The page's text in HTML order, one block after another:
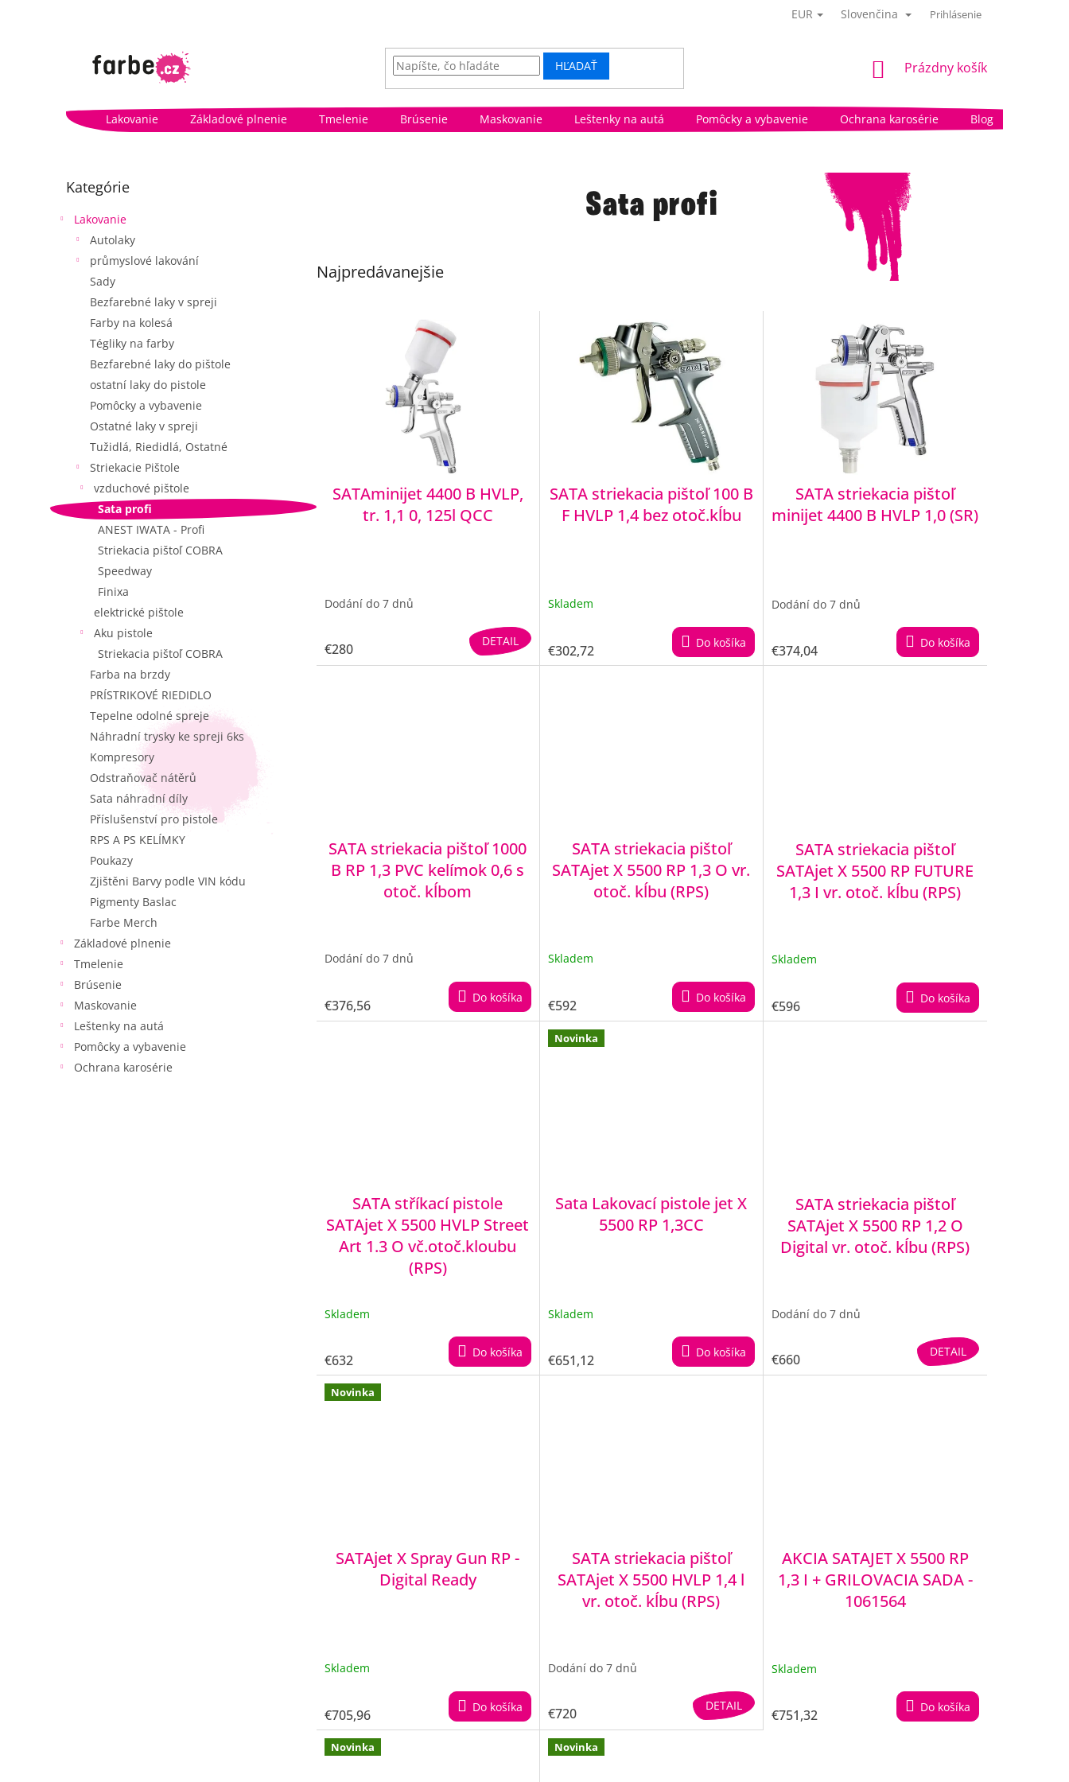
EUR Slovenčina Prihlásenie
HĽADAŤ
NÁKUPNÝ
Prázdny košík
Lakovanie Základové plnenie Tmelenie Brúsenie Maskovanie Leštenky na autá Pomôcky a vybavenie Ochrana karosérie Blog
č
kategórie
Kategórie
Lakovanie
Autolaky
průmyslové lakování
Sady
Bezfarebné laky v spreji
Farby na kolesá
Tégliky na farby
Bezfarebné laky do pištole
ostatní laky do pistole
Pomôcky a vybavenie
Ostatné laky v spreji
Tužidlá, Riedidlá, Ostatné
Striekacie Pištole
vzduchové pištole
Sata profi
ANEST IWATA - Profi
Striekacia pištoľ COBRA
Speedway
Finixa
elektrické pištole
Aku pistole
Striekacia pištoľ COBRA
Farba na brzdy
PRÍSTRIKOVÉ RIEDIDLO
Tepelne odolné spreje
Náhradní trysky ke spreji 6ks
Kompresory
Odstraňovač nátěrů
Sata náhradní díly
Příslušenství pro pistole
RPS A PS KELÍMKY
Poukazy
Zjištěni Barvy podle VIN kódu
Pigmenty Baslac
Farbe Merch
Základové plnenie
Tmelenie
Brúsenie
Maskovanie
Leštenky na autá
Pomôcky a vybavenie
Ochrana karosérie
Sata profi
Najpredávanejšie
t
SATAminijet 4400 B HVLP,
tr. 1,1 0, 125l QCC
Dodání do 7 dnů
€280 DETAIL
SATA striekacia pištoľ 100 B
F HVLP 1,4 bez otoč.kĺbu
Skladem
€302,72 Do košíka
SATA striekacia pištoľ
minijet 4400 B HVLP 1,0 (SR)
Dodání do 7 dnů
€374,04 Do košíka
SATA striekacia pištoľ 1000
B RP 1,3 PVC kelímok 0,6 s
otoč. kĺbom
Dodání do 7 dnů
€376,56 Do košíka
SATA striekacia pištoľ
SATAjet X 5500 RP 1,3 O vr.
otoč. kĺbu (RPS)
Skladem
€592 Do košíka
SATA striekacia pištoľ
SATAjet X 5500 RP FUTURE
1,3 I vr. otoč. kĺbu (RPS)
Skladem
€596 Do košíka
SATA stříkací pistole
SATAjet X 5500 HVLP Street
Art 1.3 O vč.otoč.kloubu
(RPS)
Skladem
€632 Do košíka
Novinka
Sata Lakovací pistole jet X
5500 RP 1,3CC
Skladem
€651,12 Do košíka
SATA striekacia pištoľ
SATAjet X 5500 RP 1,2 O
Digital vr. otoč. kĺbu (RPS)
Dodání do 7 dnů
€660 DETAIL
Novinka
SATAjet X Spray Gun RP -
Digital Ready
Skladem
€705,96 Do košíka
SATA striekacia pištoľ
SATAjet X 5500 HVLP 1,4 l
vr. otoč. kĺbu (RPS)
Dodání do 7 dnů
€720 DETAIL
AKCIA SATAJET X 5500 RP
1,3 I + GRILOVACIA SADA -
1061564
Skladem
€751,32 Do košíka
Novinka Novinka